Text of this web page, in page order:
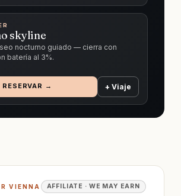
skyline
nocturno guiado — cierra con
batería al 3%.
RESERVAR → + Viaje
VIENNA AFFILIATE · WE MAY EARN